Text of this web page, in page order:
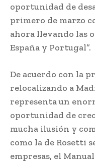
oportunidad de
primero de marzo
ahora llevando las
España y Portugal”.
De acuerdo con la
relocalizando a
representa un
oportunidad de
mucha ilusión y
como la de Rosetti
empresas, el